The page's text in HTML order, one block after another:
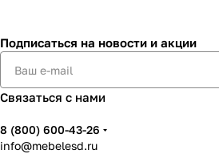
Подписаться на новости и акции
Связаться с нами
8 (800) 600-43-26
info@mebelesd.ru